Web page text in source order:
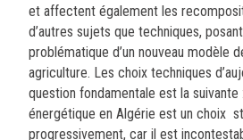
et affectent également les
d’autres sujets que techniques,
problématique d’un nouveau modèle
agriculture. Les choix techniques
question fondamentale est la
énergétique en Algérie est un choix
progressivement, car il est